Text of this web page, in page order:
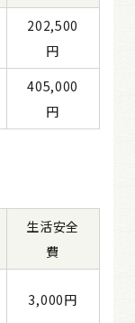
202,500
円
405,000
円
生活安全
費
3,000円